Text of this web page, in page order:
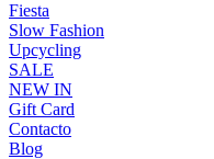
Fiesta
Slow Fashion
Upcycling
SALE
NEW IN
Gift Card
Contacto
Blog